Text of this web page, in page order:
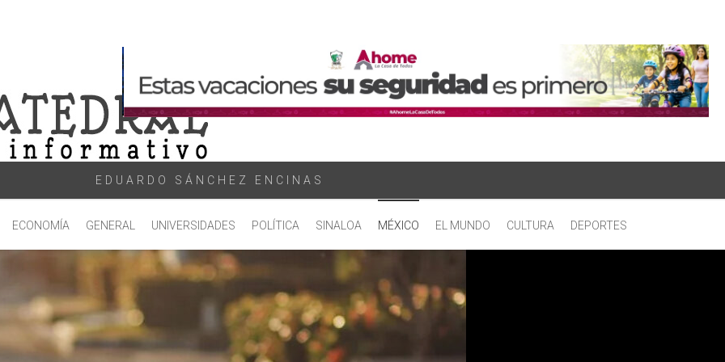
EDUARDO SÁNCHEZ ENCINAS
ECONOMÍA GENERAL UNIVERSIDADES POLÍTICA SINALOA MÉXICO EL MUNDO CULTURA DEPORTES